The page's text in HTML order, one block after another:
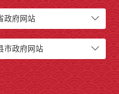
政府网站
市政府网站